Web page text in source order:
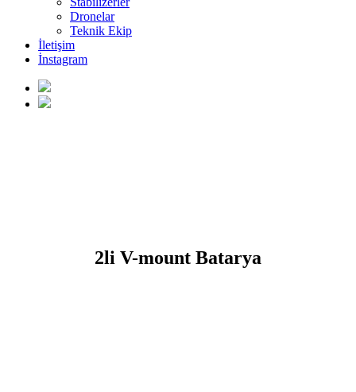
Dronelar
Teknik Ekip
İletişim
İnstagram
2li V-mount Batarya